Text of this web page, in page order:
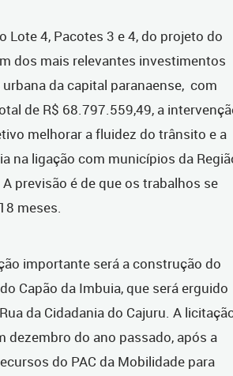
Lote 4, Pacotes 3 e 4, do projeto do
dos mais relevantes investimentos
da capital paranaense, com
de R$ 68.797.559,49, a
melhorar a fluidez do trânsito e a
na ligação com municípios da
previsão é de que os trabalhos se
meses.
importante será a construção do
Capão da Imbuia, que será erguido
da Cidadania do Cajuru. A
dezembro do ano passado, após a
do PAC da Mobilidade para